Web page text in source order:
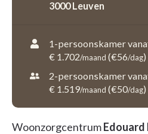
3000 Leuven
1-persoonskamer
€ 1.702/maand (€56/dag)
2-persoonskamer
€ 1.519/maand (€50/dag)
WoonzorgcentrumEdouard